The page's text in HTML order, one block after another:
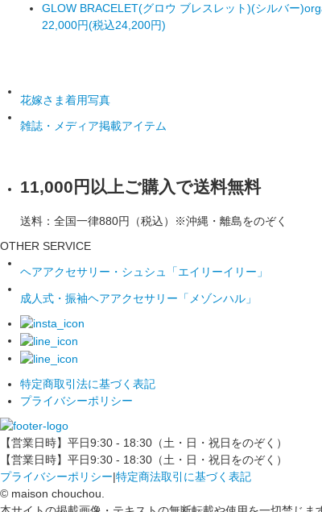
GLOW BRACELET(グロウ ブレスレット)(シルバー
22,000円(税込24,200円)
花嫁さま着用写真
雑誌・メディア掲載アイテム
11,000円以上ご購入で送料無料
送料：全国一律880円（税込）※沖縄・離島をのぞく
OTHER SERVICE
ヘアアクセサリー・シュシュ「エイリーイリー」
成人式・振袖ヘアアクセサリー「メゾンハル」
特定商取引法に基づく表記
プライバシーポリシー
【営業日時】平日9:30 - 18:30（土・日・祝日をのぞく）
【営業日時】平日9:30 - 18:30（土・日・祝日をのぞく）
プライバシーポリシー|特定商法取引に基づく表記
© maison chouchou.